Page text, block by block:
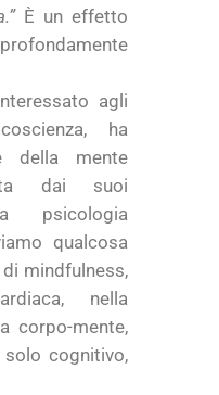
È un effetto
agli
ha
della mente
dai suoi
psicologia
qualcosa
mindfulness,
nella
corpo-mente,
cognitivo,